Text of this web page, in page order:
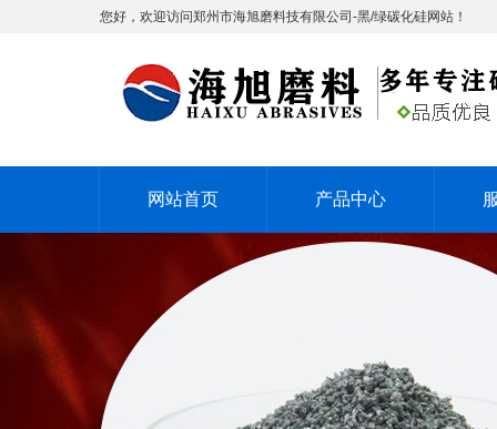
您好，欢迎访问郑州市海旭磨料技有限公司-黑/绿碳化硅网站！
网站首页 产品中心